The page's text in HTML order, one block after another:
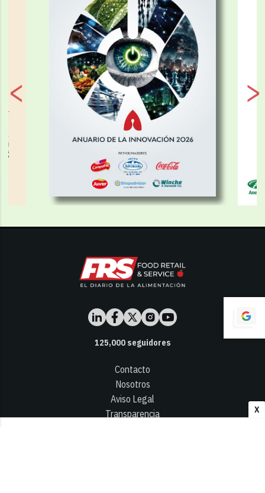
X
125,000seguidores
Contacto
Nosotros
Aviso Legal
Transparencia